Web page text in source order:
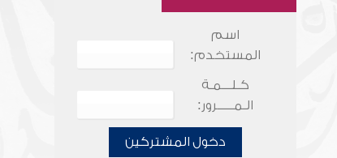
اسم
المستخدم:
كـلـــمـة
الـمـــــرور:
دخول المشتركين